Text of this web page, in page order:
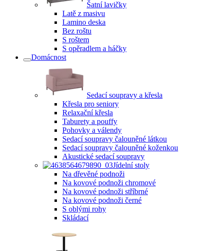
Šatní lavičky
Latě z masivu
Lamino deska
Bez roštu
S roštem
S opěradlem a háčky
Domácnost
Sedací soupravy a křesla
Křesla pro seniory
Relaxační křesla
Taburety a pouffy
Pohovky a válendy
Sedací soupravy čalouněné látkou
Sedací soupravy čalouněné koženkou
Akustické sedací soupravy
Jídelní stoly
Na dřevěné podnoži
Na kovové podnoži chromové
Na kovové podnoži stříbrné
Na kovové podnoži černé
S oblými rohy
Skládací